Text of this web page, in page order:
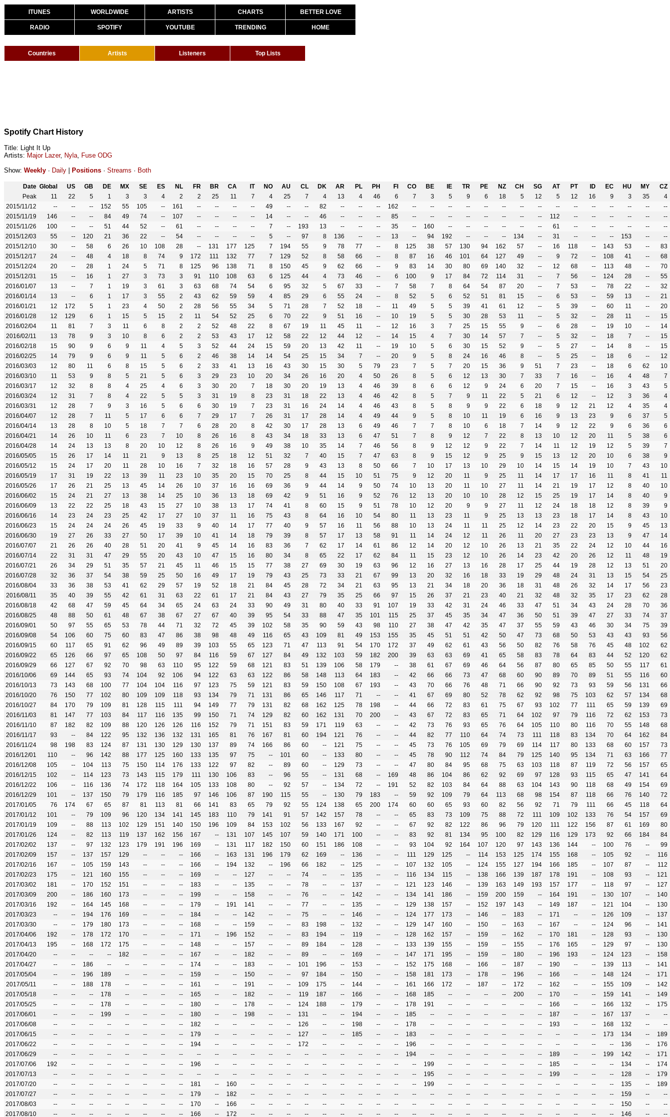
ITUNES WORLDWIDE ARTISTS CHARTS BETTER LOVE
RADIO SPOTIFY YOUTUBE TRENDING HOME
Countries Artists Listeners Top Lists
Spotify Chart History
Title: Light It Up
Artists: Major Lazer, Nyla, Fuse ODG
Show: Weekly · Daily Positions · Streams · Both
Date Global US GB DE MX SE ES NL FR BR CA IT NO AU CL DK AR PL PH FI CO BE IE TR PE NZ CH SG AT PT ID EC HU MY
CZ
Peak
11 22 5 1 3 3 4 2 2 25 11 7 4 25 7 4 13 4 46 6 7 3 5 9 6 18 5 12 5 12 16 9 3 35
4
2015/11/12
-- -- -- 152 55 105 -- 161 -- -- -- -- 49 -- -- 82 -- -- -- 162 -- -- -- -- -- -- -- -- -- -- -- -- -- --
--
2015/11/19
146 -- -- 84 49 74 -- 107 -- -- -- -- 14 -- -- 46 -- -- -- 85 -- -- -- -- -- -- -- -- 112 -- -- -- -- --
--
2015/11/26
100 -- -- 51 44 52 -- 61 -- -- -- -- 7 -- 193 13 -- -- -- 35 -- 160 -- -- -- -- -- -- 61 -- -- -- -- --
--
2015/12/03
55 -- 120 21 36 22 -- 54 -- -- -- -- 5 -- 97 8 136 -- -- 13 -- 94 192 -- -- -- 134 -- 31 -- -- -- 153 --
--
2015/12/10
30 -- 58 6 26 10 108 28 -- 131 177 125 7 194 55 9 78 77 -- 8 125 38 57 130 94 162 57 -- 16 118 -- 143 53 --
83
2015/12/17
24 -- 48 4 18 8 74 9 172 111 132 77 7 129 52 8 58 66 -- 8 87 16 46 101 64 127 49 -- 9 72 -- 108 41 --
68
2015/12/24
20 -- 28 1 24 5 71 8 125 96 138 71 8 150 45 9 62 66 -- 9 83 14 30 80 69 140 32 -- 12 68 -- 113 48 --
70
2015/12/31
15 -- 16 1 27 3 73 3 91 110 108 63 6 125 44 4 73 46 -- 6 100 9 17 84 72 114 31 -- 7 56 -- 124 28 --
55
2016/01/07
13 -- 7 1 19 3 61 3 63 68 74 54 6 95 32 5 67 33 -- 7 58 7 8 64 54 87 20 -- 7 53 -- 78 22 --
32
2016/01/14
13 -- 6 1 17 3 55 2 43 62 59 59 4 85 29 6 55 24 -- 8 52 5 6 52 51 81 15 -- 6 53 -- 59 13 --
21
2016/01/21
12 172 5 1 23 4 50 2 28 56 55 34 5 71 28 7 52 18 -- 11 49 5 5 39 41 61 12 -- 5 39 -- 60 11 --
20
2016/01/28
12 129 6 1 15 5 15 2 11 54 52 25 6 70 22 9 51 16 -- 10 19 5 5 30 28 53 11 -- 5 32 -- 28 11 --
15
2016/02/04
11 81 7 3 11 6 8 2 2 52 48 22 8 67 19 11 45 11 -- 12 16 3 7 25 15 55 9 -- 6 28 -- 19 10 --
14
2016/02/11
13 78 9 3 10 8 6 2 2 53 43 17 12 58 22 12 44 12 -- 14 15 4 7 30 14 57 7 -- 5 32 -- 18 7 --
15
2016/02/18
15 90 9 6 9 11 4 5 3 52 44 24 15 59 20 13 42 11 -- 19 10 5 6 30 15 52 9 -- 5 27 -- 14 8 --
15
2016/02/25
14 79 9 6 9 11 5 6 2 46 38 14 14 54 25 15 34 7 -- 20 9 5 8 24 16 46 8 -- 5 25 -- 18 6 --
12
2016/03/03
12 80 11 6 8 15 5 6 2 33 41 13 16 43 30 15 30 5 79 23 7 5 7 20 15 36 9 51 7 23 -- 18 6 62
10
2016/03/10
11 53 9 8 5 21 5 6 3 29 23 10 20 34 26 16 20 4 50 26 8 5 6 12 13 30 7 33 7 16 -- 16 4 48
7
2016/03/17
12 32 8 8 4 25 4 6 3 30 20 7 18 30 20 19 13 4 46 39 8 6 6 12 9 24 6 20 7 15 -- 16 3 43
5
2016/03/24
12 31 7 8 4 22 5 5 3 31 19 8 23 31 18 22 13 4 46 42 8 5 7 9 11 22 5 21 6 12 -- 12 3 36
4
2016/03/31
12 28 7 9 3 16 5 6 6 30 19 7 23 31 16 24 14 4 46 43 8 5 8 9 9 22 6 18 9 12 21 12 4 35
4
2016/04/07
12 28 7 11 5 17 6 6 7 29 17 7 26 31 17 28 14 4 49 44 9 5 8 10 11 19 6 16 9 13 23 9 6 37
5
2016/04/14
13 28 8 10 5 18 7 7 6 28 20 8 42 30 17 28 13 6 49 46 7 7 8 10 6 18 7 14 9 12 22 9 6 36
6
2016/04/21
14 26 10 11 6 23 7 10 8 26 16 8 43 34 18 33 13 6 47 51 7 8 9 12 7 22 8 13 10 12 20 11 5 38
6
2016/04/28
14 24 13 13 8 20 10 12 8 26 16 9 49 38 10 35 14 7 46 56 8 9 12 12 9 22 7 14 11 12 19 12 5 39
7
2016/05/05
15 26 17 14 11 21 9 13 8 25 18 12 51 32 7 40 15 7 47 63 8 9 15 12 9 25 9 15 13 12 20 10 6 38
9
2016/05/12
15 24 17 20 11 28 10 16 7 32 18 16 57 28 9 43 13 8 50 66 7 10 17 13 10 29 10 14 15 14 19 10 7 43
10
2016/05/19
17 31 19 22 13 39 11 23 10 35 20 15 70 25 8 44 15 10 51 75 9 12 20 11 9 25 11 14 17 17 16 11 8 41
11
2016/05/26
17 26 21 25 13 45 14 26 10 37 16 16 69 36 9 44 14 9 50 74 10 13 20 11 10 27 11 14 21 19 17 12 8 40
10
2016/06/02
15 24 21 27 13 38 14 25 10 36 13 18 69 42 9 51 16 9 52 76 12 13 20 10 10 28 12 15 25 19 17 14 8 40
9
2016/06/09
13 22 22 25 18 43 15 27 10 38 13 17 74 41 8 60 15 9 51 78 10 12 20 9 9 27 11 12 24 18 18 12 8 39
9
2016/06/16
14 23 24 23 25 42 17 27 10 37 11 16 75 43 8 64 16 10 54 80 11 13 23 11 9 25 13 13 23 18 17 14 8 43
10
2016/06/23
15 24 24 24 26 45 19 33 9 40 14 17 77 40 9 57 16 11 56 88 10 13 24 11 11 25 12 14 23 22 20 15 9 45
13
2016/06/30
19 27 26 33 27 50 17 39 10 41 14 18 79 39 8 57 17 13 58 91 11 14 24 12 11 26 11 20 27 23 23 13 9 47
14
2016/07/07
21 26 26 40 28 51 20 41 9 45 14 16 83 36 7 62 17 14 61 86 12 14 20 12 10 26 13 21 35 22 24 12 10 44
16
2016/07/14
22 31 31 47 29 55 20 43 10 47 15 16 80 34 8 65 22 17 62 84 11 15 23 12 10 26 14 23 42 20 26 12 11 48
19
2016/07/21
26 34 29 51 35 57 21 45 11 46 15 15 77 38 27 69 30 19 63 96 12 16 27 13 16 28 17 25 44 19 28 12 13 51
20
2016/07/28
32 36 37 54 38 59 25 50 16 49 17 19 79 43 25 73 33 21 67 99 13 20 32 16 18 33 19 29 48 24 31 13 15 54
25
2016/08/04
33 36 38 53 41 62 29 57 19 52 18 21 84 45 28 72 34 21 63 95 13 21 34 18 20 36 18 31 48 26 32 14 17 56
23
2016/08/11
35 40 39 55 42 61 31 63 22 61 17 21 84 43 27 79 35 25 66 97 15 26 37 21 23 40 21 32 48 32 35 17 23 62
28
2016/08/18
42 68 47 59 45 64 34 65 24 63 24 33 90 49 31 80 40 33 91 107 19 33 42 31 24 46 33 47 51 34 43 24 28 70
36
2016/08/25
48 88 50 61 48 67 38 67 27 67 40 39 95 54 33 88 47 35 101 115 25 37 45 35 34 47 36 50 51 39 47 27 33 74
37
2016/09/01
50 97 55 65 53 78 44 71 32 72 45 39 102 58 35 90 59 43 98 110 27 38 47 42 35 47 37 55 59 43 46 30 34 75
39
2016/09/08
54 106 60 75 60 83 47 86 38 98 48 49 116 65 43 109 81 49 153 155 35 45 51 51 42 50 47 73 68 50 53 43 43 93
56
2016/09/15
60 117 65 91 62 96 49 89 39 103 55 65 123 71 47 113 91 54 170 172 37 49 62 61 43 56 50 82 76 58 76 45 48 102
62
2016/09/22
65 126 66 97 65 108 50 97 84 116 59 67 127 84 49 132 103 59 182 200 39 63 63 69 41 65 58 83 78 64 83 44 52 120
62
2016/09/29
66 127 67 92 70 98 63 110 95 122 59 68 121 83 51 139 106 58 179 -- 38 61 67 69 46 64 56 87 80 65 85 50 55 117
61
2016/10/06
69 144 65 93 74 104 92 106 94 122 63 63 122 86 58 148 113 64 183 -- 42 66 66 73 47 68 60 90 89 70 89 51 55 116
60
2016/10/13
73 143 68 100 77 104 104 116 97 123 75 59 121 83 59 150 108 67 193 -- 43 70 66 76 48 71 66 90 92 73 93 59 56 131
66
2016/10/20
76 150 77 102 80 109 109 118 93 134 79 71 131 86 65 146 117 71 -- -- 41 67 69 80 52 78 62 92 98 75 103 62 57 134
68
2016/10/27
84 170 79 109 81 128 115 111 94 149 77 79 131 82 68 162 125 78 198 -- 44 66 72 83 61 75 67 93 102 77 111 65 59 139
69
2016/11/03
81 147 77 103 84 117 116 135 99 150 71 74 129 82 60 162 131 70 200 -- 43 67 72 83 65 71 64 102 97 79 116 72 62 153
73
2016/11/10
87 182 82 109 88 120 126 126 116 152 79 71 151 83 59 171 119 63 -- -- 42 73 76 93 65 76 64 105 110 80 116 70 55 148
68
2016/11/17
93 -- 84 122 95 132 136 132 131 165 81 76 167 81 60 194 121 76 -- -- 44 82 77 110 64 74 73 111 118 83 134 70 64 162
84
2016/11/24
98 198 83 124 87 131 130 129 130 137 89 74 166 86 60 -- 121 75 -- -- 45 73 76 105 69 79 69 114 117 80 133 68 60 157
73
2016/12/01
110 -- 96 142 88 177 125 160 133 135 97 75 -- 101 60 -- 133 80 -- -- 45 78 90 112 74 84 79 125 140 95 134 71 63 166
77
2016/12/08
105 -- 104 113 75 150 114 176 133 122 97 82 -- 89 60 -- 129 73 -- -- 47 80 84 95 68 75 63 103 118 87 119 72 56 157
65
2016/12/15
102 -- 114 123 73 143 115 179 111 130 106 83 -- 96 55 -- 131 68 -- 169 48 86 104 86 62 92 69 97 128 93 115 65 47 141
64
2016/12/22
106 -- 116 136 74 172 118 164 105 133 108 80 -- 92 57 -- 134 72 -- 191 52 82 103 84 64 88 63 104 143 90 118 68 49 154
69
2016/12/29
101 -- 137 150 79 179 116 185 97 146 106 87 190 115 55 -- 130 79 183 -- 59 92 109 79 64 113 68 98 154 87 118 66 76 140
72
2017/01/05
76 174 67 65 87 81 113 81 66 141 83 65 79 92 55 124 138 65 200 174 60 60 65 93 60 82 56 92 71 79 111 66 45 118
64
2017/01/12
101 -- 79 109 96 120 134 141 145 183 110 79 141 91 57 142 157 78 -- -- 65 83 73 109 75 88 72 111 109 102 133 76 54 157
69
2017/01/19
109 -- 88 113 102 129 151 140 150 196 109 84 153 102 56 133 167 92 -- -- 67 92 82 122 86 96 79 120 111 122 156 87 61 169
80
2017/01/26
124 -- 82 113 119 137 162 156 167 -- 131 107 145 107 59 140 171 100 -- -- 83 92 81 134 95 100 82 129 116 129 173 92 66 184
84
2017/02/02
137 -- 97 132 123 179 191 196 169 -- 131 117 182 150 60 151 186 108 -- -- 93 104 92 164 107 120 97 143 136 144 -- 100 76 --
99
2017/02/09
157 -- 137 157 129 -- -- -- 166 -- 163 131 196 179 62 169 -- 136 -- -- 111 129 125 -- 114 153 125 174 155 168 -- 105 92 --
116
2017/02/16
167 -- 105 159 143 -- -- -- 166 -- 194 132 -- 196 66 182 -- 125 -- -- 107 132 105 -- 124 155 127 194 166 185 -- 107 87 --
112
2017/02/23
175 -- 121 160 155 -- -- -- 169 -- -- 127 -- -- 74 -- -- 135 -- -- 116 134 115 -- 138 166 139 187 178 191 -- 108 93 --
121
2017/03/02
181 -- 170 152 151 -- -- -- 183 -- -- 135 -- -- 78 -- -- 137 -- -- 121 123 146 -- 139 163 149 193 157 177 -- 118 97 --
127
2017/03/09
200 -- 186 160 173 -- -- -- 199 -- -- 158 -- -- 76 -- -- 142 -- -- 134 141 186 -- 159 200 159 -- 164 191 -- 130 107 --
140
2017/03/16
192 -- 164 145 168 -- -- -- 179 -- 191 141 -- -- 77 -- -- 135 -- -- 129 138 157 -- 152 197 143 -- 149 187 -- 121 104 --
130
2017/03/23
-- -- 194 176 169 -- -- -- 184 -- -- 142 -- -- 75 -- -- 146 -- -- 124 177 173 -- 146 -- 183 -- 171 -- -- 126 109 --
137
2017/03/30
-- -- 179 180 173 -- -- -- 168 -- -- 159 -- -- 83 198 -- 132 -- -- 129 147 160 -- 150 -- 163 -- 167 -- -- 124 96 --
141
2017/04/06
192 -- 178 172 170 -- -- -- 171 -- 196 152 -- -- 83 194 -- 119 -- -- 128 162 157 -- 159 -- 162 -- 170 181 -- 128 93 --
130
2017/04/13
195 -- 168 172 175 -- -- -- 148 -- -- 157 -- -- 89 184 -- 128 -- -- 133 139 155 -- 159 -- 155 -- 176 165 -- 129 97 --
130
2017/04/20
-- -- -- -- 182 -- -- -- 167 -- -- 182 -- -- 89 -- -- 169 -- -- 147 171 195 -- 159 -- 180 -- 196 193 -- 124 123 --
158
2017/04/27
-- -- 186 -- -- -- -- -- 174 -- -- 183 -- -- 101 196 -- 153 -- -- 152 175 168 -- 166 -- 187 -- 190 -- -- 139 113 --
141
2017/05/04
-- -- 196 189 -- -- -- -- 159 -- -- 150 -- -- 97 184 -- 150 -- -- 158 181 173 -- 178 -- 196 -- 166 -- -- 148 124 --
171
2017/05/11
-- -- 188 178 -- -- -- -- 161 -- -- 191 -- -- 109 175 -- 144 -- -- 161 166 172 -- 187 -- 172 -- 162 -- -- 155 109 --
142
2017/05/18
-- -- -- 178 -- -- -- -- 165 -- -- 182 -- -- 119 187 -- 166 -- -- 168 185 -- -- -- -- 200 -- 170 -- -- 159 141 --
149
2017/05/25
-- -- -- 178 -- -- -- -- 180 -- -- 178 -- -- 124 188 -- 179 -- -- 178 191 -- -- -- -- -- -- 166 -- -- 166 132 --
175
2017/06/01
-- -- -- 199 -- -- -- -- 180 -- -- 198 -- -- 131 -- -- 194 -- -- 185 -- -- -- -- -- -- -- 187 -- -- 167 137 --
--
2017/06/08
-- -- -- -- -- -- -- -- 182 -- -- -- -- -- 126 -- -- 198 -- -- 178 -- -- -- -- -- -- -- 193 -- -- 168 132 --
--
2017/06/15
-- -- -- -- -- -- -- -- 179 -- -- -- -- -- 127 -- -- 185 -- -- 183 -- -- -- -- -- -- -- -- -- -- 173 134 --
189
2017/06/22
-- -- -- -- -- -- -- -- 194 -- -- -- -- -- 172 -- -- -- -- -- 196 -- -- -- -- -- -- -- -- -- -- -- 136 --
176
2017/06/29
-- -- -- -- -- -- -- -- -- -- -- -- -- -- -- -- -- -- -- -- 194 -- -- -- -- -- -- -- 189 -- -- 199 142 --
171
2017/07/06
192 -- -- -- -- -- -- -- 196 -- -- -- -- -- -- -- -- -- -- -- -- 199 -- -- -- -- -- -- 185 -- -- -- 134 --
174
2017/07/13
-- -- -- -- -- -- -- -- -- -- -- -- -- -- -- -- -- -- -- -- -- 195 -- -- -- -- -- -- 199 -- -- -- 128 --
179
2017/07/20
-- -- -- -- -- -- -- -- 181 -- 160 -- -- -- -- -- -- -- -- -- -- 199 -- -- -- -- -- -- -- -- -- -- 135 --
189
2017/07/27
-- -- -- -- -- -- -- -- 179 -- 182 -- -- -- -- -- -- -- -- -- -- -- -- -- -- -- -- -- -- -- -- -- 159 --
--
2017/08/03
-- -- -- -- -- -- -- -- 170 -- 166 -- -- -- -- -- -- -- -- -- -- -- -- -- -- -- -- -- -- -- -- -- 150 --
--
2017/08/10
-- -- -- -- -- -- -- -- 166 -- 172 -- -- -- -- -- -- -- -- -- -- -- -- -- -- -- -- -- -- -- -- -- 146 --
--